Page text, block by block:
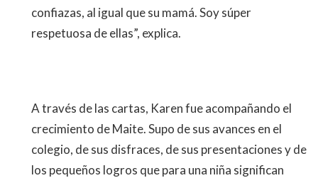
confiazas, al igual que su mamá. Soy súper
respetuosa de ellas”, explica.
A través de las cartas, Karen fue acompañando el
crecimiento de Maite. Supo de sus avances en el
colegio, de sus disfraces, de sus presentaciones y de
los pequeños logros que para una niña significan